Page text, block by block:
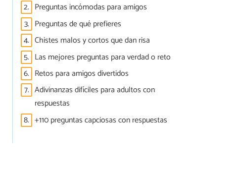
2. Preguntas incómodas para amigos
3. Preguntas de qué prefieres
4. Chistes malos y cortos que dan risa
5. Las mejores preguntas para verdad o reto
6. Retos para amigos divertidos
7. Adivinanzas difíciles para adultos con
respuestas
8. +110 preguntas capciosas con respuestas